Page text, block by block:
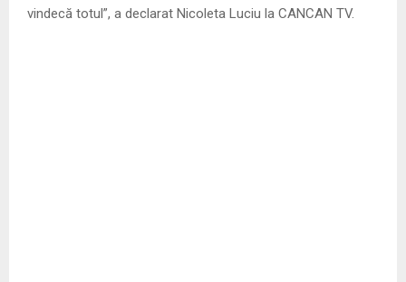
vindecă totul”, a declarat Nicoleta Luciu la CANCAN TV.